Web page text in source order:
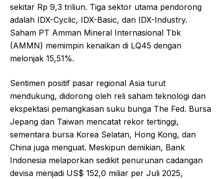
sekitar Rp 9,3 triliun. Tiga sektor utama pendorong
adalah IDX-Cyclic, IDX-Basic, dan IDX-Industry.
Saham PT Amman Mineral Internasional Tbk
(AMMN) memimpin kenaikan di LQ45 dengan
melonjak 15,51%.
Sentimen positif pasar regional Asia turut
mendukung, didorong oleh reli saham teknologi dan
ekspektasi pemangkasan suku bunga The Fed. Bursa
Jepang dan Taiwan mencatat rekor tertinggi,
sementara bursa Korea Selatan, Hong Kong, dan
China juga menguat. Meskipun demikian, Bank
Indonesia melaporkan sedikit penurunan cadangan
devisa menjadi US$ 152,0 miliar per Juli 2025,